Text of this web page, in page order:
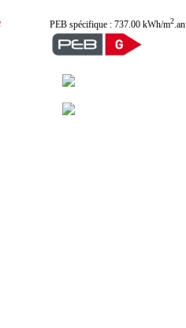
PEB spécifique : 737.00 kWh/m2.an